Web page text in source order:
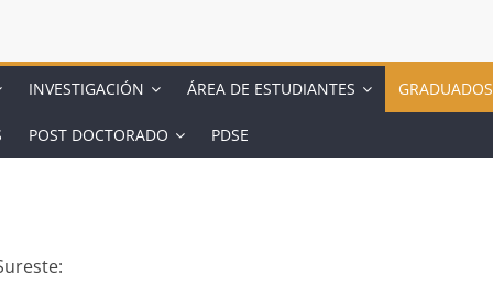
INVESTIGACIÓN ÁREA DE ESTUDIANTES GRADUADOS
POST DOCTORADO PDSE